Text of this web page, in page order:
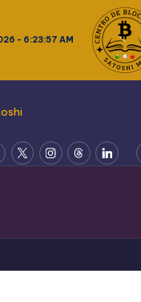
- 6:23:57 AM
TwitterInstagramThreadsLinkedIn